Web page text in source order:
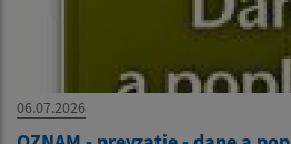
06.07.2026